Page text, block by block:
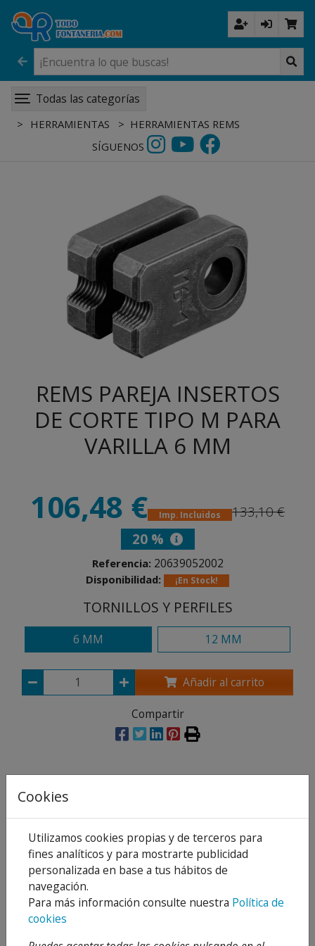
Todas las categorías
HERRAMIENTAS
HERRAMIENTAS REMS
SÍGUENOS
REMS PAREJA INSERTOS
DE CORTE TIPO M PARA
VARILLA 6 MM
106,48 € Imp. Incluidos
133,10 €
20 %
Referencia: 20639052002
Disponibilidad: ¡En Stock!
TORNILLOS Y PERFILES
6 MM 12 MM
Añadir al carrito
Compartir
Detalles
Adjuntos
Opiniones
Tenazas de corte M de acero especial forjado,
especialmente endurecidas para soportar gran
carga, para cortar varilla roscada.
Cookies
Utilizamos cookies propias y de terceros para
fines analíticos y para mostrarte publicidad
personalizada en base a tus hábitos de
navegación.
Para más información consulte nuestra Política de
cookies